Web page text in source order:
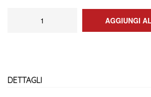
AGGIUNGI
DETTAGLI